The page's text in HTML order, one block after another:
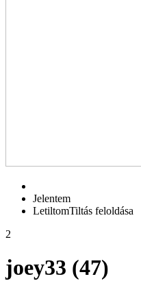
Jelentem
LetiltomTiltás feloldása
2
joey33 (47)